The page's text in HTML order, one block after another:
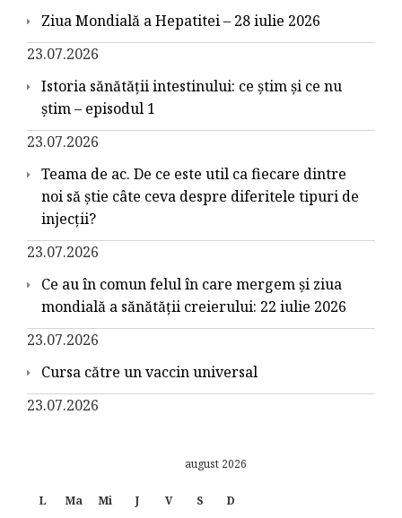
Ziua Mondială a Hepatitei – 28 iulie 2026
23.07.2026
Istoria sănătății intestinului: ce știm și ce nu
știm – episodul 1
23.07.2026
Teama de ac. De ce este util ca fiecare dintre
noi să știe câte ceva despre diferitele tipuri de
injecții?
23.07.2026
Ce au în comun felul în care mergem și ziua
mondială a sănătății creierului: 22 iulie 2026
23.07.2026
Cursa către un vaccin universal
23.07.2026
august 2026
L Ma Mi J V S D